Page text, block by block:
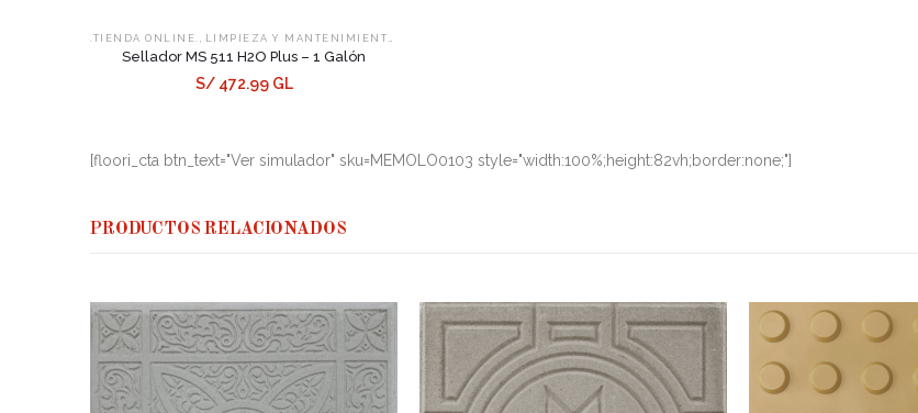
.TIENDA ONLINE. , LIMPIEZA Y MANTENIMIENTO
Sellador MS 511 H2O Plus – 1 Galón
S/ 472.99 GL
[floori_cta btn_text="Ver simulador" sku=MEMOLO0103 style="width:100%;height:82vh;border:none;"]
PRODUCTOS RELACIONADOS